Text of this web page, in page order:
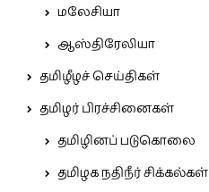
மலேசியா
ஆஸ்திரேலியா
தமிழீழச் செய்திகள்
தமிழர் பிரச்சினைகள்
தமிழினப் படுகொலை
தமிழக நதிநீர் சிக்கல்கள்